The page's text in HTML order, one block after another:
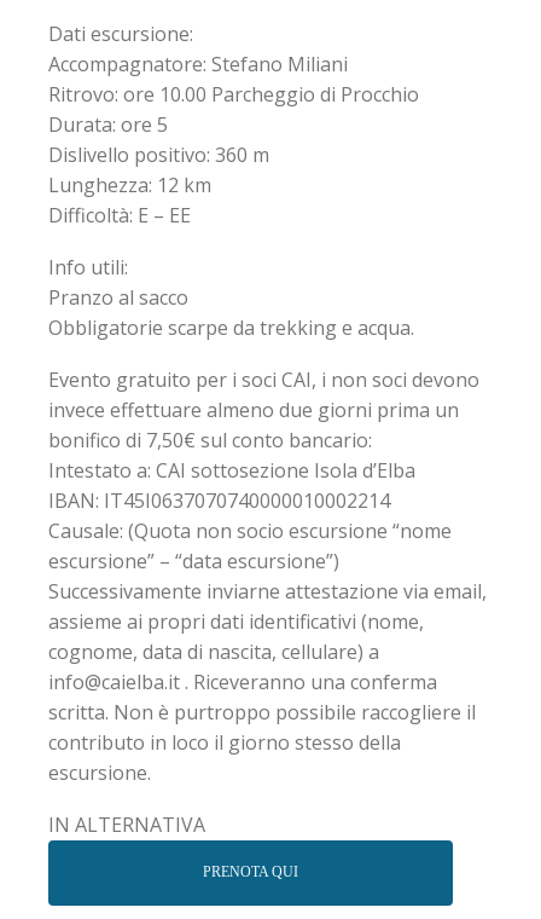
Dati escursione:
Accompagnatore: Stefano Miliani
Ritrovo: ore 10.00 Parcheggio di Procchio
Durata: ore 5
Dislivello positivo: 360 m
Lunghezza: 12 km
Difficoltà: E – EE
Info utili:
Pranzo al sacco
Obbligatorie scarpe da trekking e acqua.
Evento gratuito per i soci CAI, i non soci devono
invece effettuare almeno due giorni prima un
bonifico di 7,50€ sul conto bancario:
Intestato a: CAI sottosezione Isola d’Elba
IBAN: IT45I0637070740000010002214
Causale: (Quota non socio escursione “nome
escursione” – “data escursione”)
Successivamente inviarne attestazione via email,
assieme ai propri dati identificativi (nome,
cognome, data di nascita, cellulare) a
info@caielba.it . Riceveranno una conferma
scritta. Non è purtroppo possibile raccogliere il
contributo in loco il giorno stesso della
escursione.
IN ALTERNATIVA
PRENOTA QUI